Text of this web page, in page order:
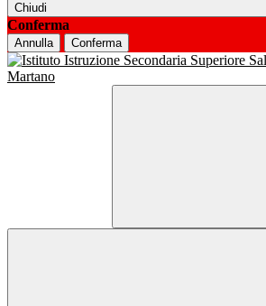
Chiudi
Conferma
Annulla Conferma